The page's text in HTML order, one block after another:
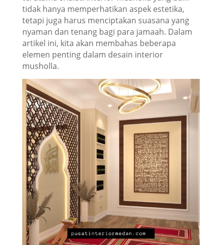
tidak hanya memperhatikan aspek estetika,
tetapi juga harus menciptakan suasana yang
nyaman dan tenang bagi para jamaah. Dalam
artikel ini, kita akan membahas beberapa
elemen penting dalam desain interior
musholla.